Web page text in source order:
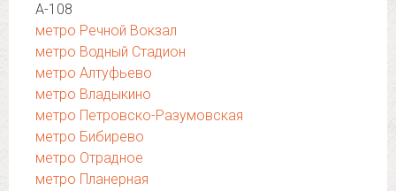
А-108
метро Речной Вокзал
метро Водный Стадион
метро Алтуфьево
метро Владыкино
метро Петровско-Разумовская
метро Бибирево
метро Отрадное
метро Планерная